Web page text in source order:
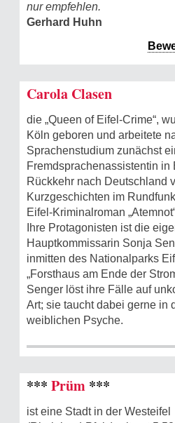
nur empfehlen.
Gerhard Huhn
Carola Clasen
die „Queen of Eifel-Crime“,
Köln geboren und arbeitete
Sprachenstudium zunächst
Fremdsprachenassistentin in
Rückkehr nach Deutschland
Kurzgeschichten im
Eifel-Kriminalroman
Ihre Protagonisten ist die
Hauptkommissarin Sonja
inmitten des Nationalparks
„Forsthaus am Ende der
Senger löst ihre Fälle auf
Art; sie taucht dabei gerne in
weiblichen Psyche.
*** Prüm ***
ist eine Stadt in der Westeifel